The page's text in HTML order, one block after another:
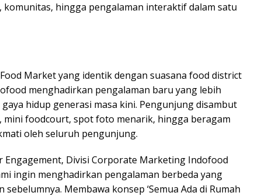
hingga pengalaman interaktif dalam satu
Market yang identik dengan suasana food district
menghadirkan pengalaman baru yang lebih
hidup generasi masa kini. Pengunjung disambut
foodcourt, spot foto menarik, hingga beragam
oleh seluruh pengunjung.
Engagement, Divisi Corporate Marketing Indofood
ingin menghadirkan pengalaman berbeda yang
Membawa konsep ‘Semua Ada di Rumah